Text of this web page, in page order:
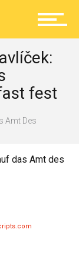
fest
Amt Des
das Amt des